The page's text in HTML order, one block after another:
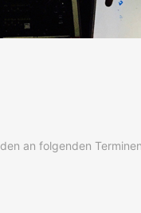
an folgenden